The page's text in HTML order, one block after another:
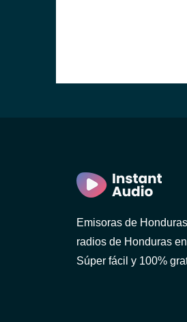
Emisoras de
radios de Honduras
Súper fácil y 100%